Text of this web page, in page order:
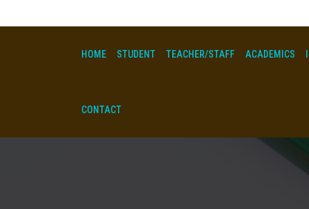
HOME STUDENT TEACHER/STAFF ACADEMICS
CONTACT